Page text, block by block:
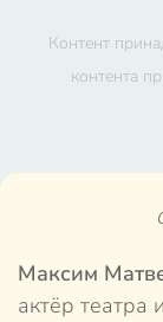
Контент
контента
Максим
актёр театра